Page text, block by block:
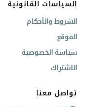
السياسات القانونية
الشروط والأحكام
الموقع
سياسة الخصوصية
الاشتراك
تواصل معنا